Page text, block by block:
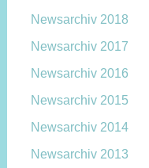
Newsarchiv 2018
Newsarchiv 2017
Newsarchiv 2016
Newsarchiv 2015
Newsarchiv 2014
Newsarchiv 2013